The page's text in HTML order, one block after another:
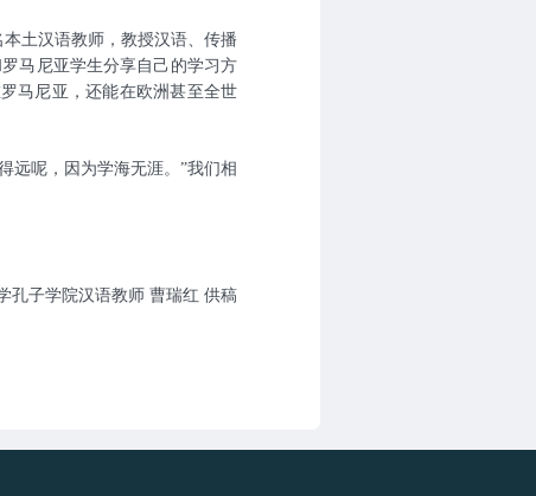
土汉语教师，教授汉语、传播
马尼亚学生分享自己的学习方
马尼亚，还能在欧洲甚至全世
远呢，因为学海无涯。”我们相
孔子学院汉语教师 曹瑞红 供稿